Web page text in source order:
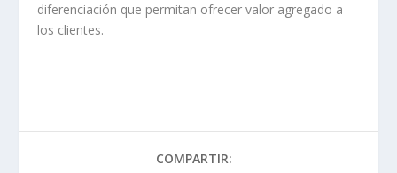
diferenciación que permitan ofrecer valor agregado a
los clientes.
COMPARTIR: